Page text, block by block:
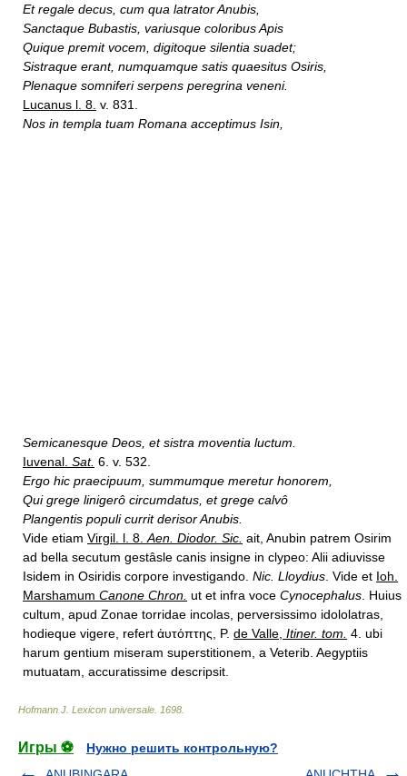
Et regale decus, cum qua latrator Anubis,
Sanctaque Bubastis, variusque coloribus Apis
Quique premit vocem, digitoque silentia suadet;
Sistraque erant, numquamque satis quaesitus Osiris,
Plenaque somniferi serpens peregrina veneni.
Lucanus l. 8. v. 831.
Nos in templa tuam Romana acceptimus Isin,
Semicanesque Deos, et sistra moventia luctum.
Iuvenal. Sat. 6. v. 532.
Ergo hic praecipuum, summumque meretur honorem,
Qui grege linigerô circumdatus, et grege calvô
Plangentis populi currit derisor Anubis.
Vide etiam Virgil. l. 8. Aen. Diodor. Sic. ait, Anubin patrem Osirim
ad bella secutum gestâsle canis insigne in clypeo: Alii adiuvisse
Isidem in Osiridis corpore investigando. Nic. Lloydius . Vide et Ioh.
Marshamum Canone Chron. ut et infra voce Cynocephalus . Huius
cultum, apud Zonae torridae incolas, perversissimo idololatras,
hodieque vigere, refert ἀυτόπτης, P. de Valle, Itiner. tom. 4. ubi
harum gentium miseram superstitionem, a Veterib. Aegyptiis
mutuatam, accuratissime descripsit.
Hofmann J. Lexicon universale 1698
Игры ⚽
Нужно решить контрольную?